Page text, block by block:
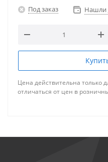
Под заказ Нашли
Цена действительна только
отличаться от цен в